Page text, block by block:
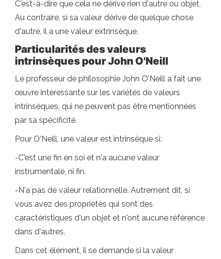
C'est-à-dire que cela ne dérive rien d'autre ou objet.
Au contraire, si sa valeur dérive de quelque chose
d'autre, il a une valeur extrinsèque.
Particularités des valeurs
intrinsèques pour John O'Neill
Le professeur de philosophie John O'Neill a fait une
œuvre intéressante sur les variétés de valeurs
intrinsèques, qui ne peuvent pas être mentionnées
par sa spécificité.
Pour O'Neill, une valeur est intrinsèque si:
-C'est une fin en soi et n'a aucune valeur
instrumentale, ni fin.
-N'a pas de valeur relationnelle. Autrement dit, si
vous avez des propriétés qui sont des
caractéristiques d'un objet et n'ont aucune référence
dans d'autres.
Dans cet élément, il se demande si la valeur